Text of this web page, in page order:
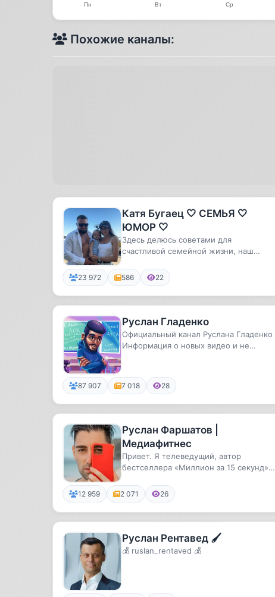
Похожие каналы:
Катя Бугаец 🤍 СЕМЬЯ 🤍
ЮМОР 🤍
Здесь делюсь советами для
счастливой семейной жизни, наш
лайф
23 972 586 22
Руслан Гладенко
Официальный канал Руслана Гладенко
Информация о новых видео и не
87 907 7 018 28
Руслан Фаршатов |
Медиафитнес
Привет. Я телеведущий, автор
бестселлера «Миллион за 15 секунд» и
12 959 2 071 26
Руслан Рентавед 🖌
💰 ruslan_rentaved 💰